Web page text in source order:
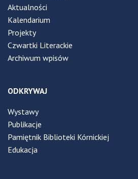
Aktualności
Kalendarium
Projekty
Czwartki Literackie
Archiwum wpisów
ODKRYWAJ
Wystawy
Publikacje
Pamiętnik Biblioteki Kórnickiej
Edukacja